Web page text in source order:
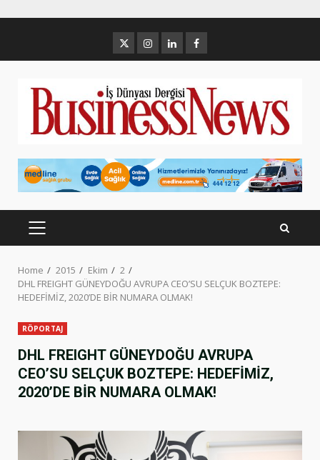
content
Twitterİnstagram
LinkedinFacebook
PRIMARY
Home 2015 Ekim
2
DHL FREIGHT GÜNEYDOĞU AVRUPA CEO’SU SELÇUK BOZTEPE:
HEDEFİMİZ, 2020’DE BİR NUMARA OLMAK!
RÖPORTAJ
DHL FREIGHT GÜNEYDOĞU AVRUPA
CEO’SU SELÇUK BOZTEPE: HEDEFİMİZ,
2020’DE BİR NUMARA OLMAK!